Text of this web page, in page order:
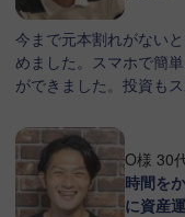
今まで元本割れがない
めました。スマホで簡
ができました。投資も
O様 30
時間を
に資産